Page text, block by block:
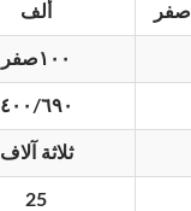
صفر ألف
١٠٠صفر
٤٠٠/٦٩٠
ثلاثة آلاف
25